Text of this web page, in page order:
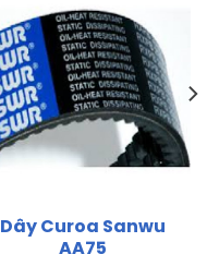
Dây Curoa Sanwu
AA75